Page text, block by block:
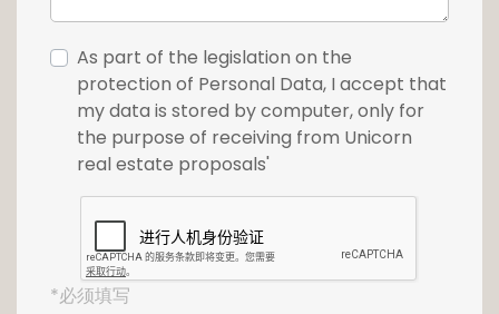
As part of the legislation on the
protection of Personal Data, I accept that
my data is stored by computer, only for
the purpose of receiving from Unicorn
real estate proposals'
*必须填写